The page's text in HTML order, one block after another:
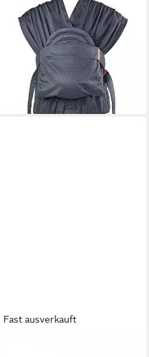
INFANTINO BKIDS
Babytrage Hug & Cuddle -
Schwarz, Baby Bauchtrage &
Tragetuch ab Geburt von 3,2 -
11,8 kg
59,99 €
lieferbar - in 2-3 Werktagen bei dir
Fast ausverkauft